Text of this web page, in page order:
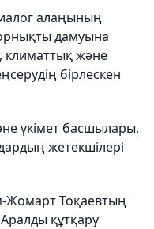
алаңының
дамуына
климаттық және
бірлескен
үкімет басшылары,
жетекшілері
Жомарт Тоқаевтың
құтқару